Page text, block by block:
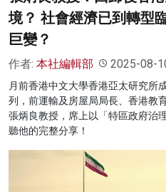
境？ 社會經濟已到轉型
巨變？
作者: 本社編輯部 2025-08-
月前香港中文大學香港亞太研究所
列，前運輸及房屋局局長、香港教
張炳良教授，席上以「特區政府治
聽他的完整分享！